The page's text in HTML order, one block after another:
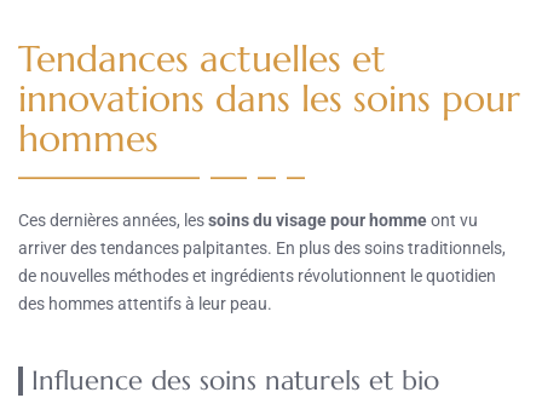
Tendances actuelles et
innovations dans les soins pour
hommes
Ces dernières années, lessoins du visage pour hommeont vu
arriver des tendances palpitantes. En plus des soins traditionnels,
de nouvelles méthodes et ingrédients révolutionnent le quotidien
des hommes attentifs à leur peau.
Influence des soins naturels et bio